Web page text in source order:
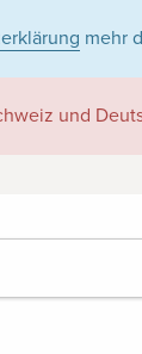
mehr
und